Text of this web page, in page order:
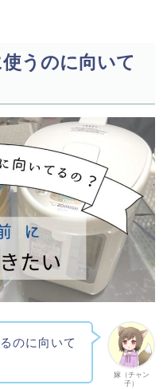
うのに向いて
嫁（チャン
子）
のに向いて